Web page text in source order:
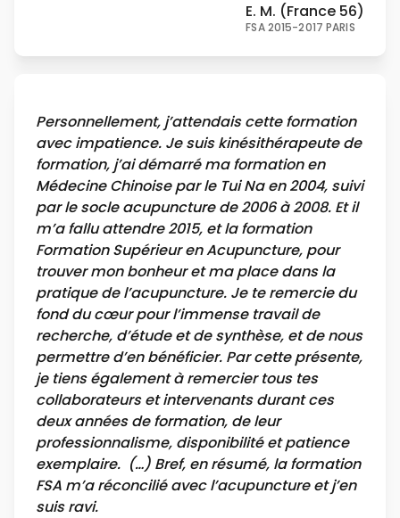
E. M. (France 56)
FSA 2015-2017 PARIS
Personnellement, j’attendais cette formation
avec impatience. Je suis kinésithérapeute de
formation, j’ai démarré ma formation en
Médecine Chinoise par le Tui Na en 2004, suivi
par le socle acupuncture de 2006 à 2008. Et il
m’a fallu attendre 2015, et la formation
Formation Supérieur en Acupuncture, pour
trouver mon bonheur et ma place dans la
pratique de l’acupuncture. Je te remercie du
fond du cœur pour l’immense travail de
recherche, d’étude et de synthèse, et de nous
permettre d’en bénéficier. Par cette présente,
je tiens également à remercier tous tes
collaborateurs et intervenants durant ces
deux années de formation, de leur
professionnalisme, disponibilité et patience
exemplaire. (…) Bref, en résumé, la formation
FSA m’a réconcilié avec l’acupuncture et j’en
suis ravi.